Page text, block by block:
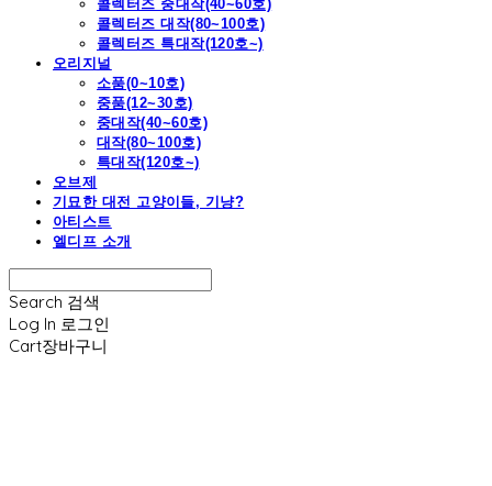
콜렉터즈 중대작(40~60호)
콜렉터즈 대작(80~100호)
콜렉터즈 특대작(120호~)
오리지널
소품(0~10호)
중품(12~30호)
중대작(40~60호)
대작(80~100호)
특대작(120호~)
오브제
기묘한 대전 고양이들, 기냥?
아티스트
엘디프 소개
Search 검색
Log In 로그인
Cart장바구니